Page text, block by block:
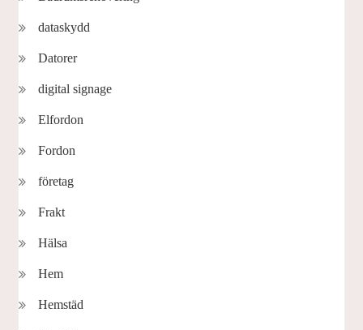
dataskydd
Datorer
digital signage
Elfordon
Fordon
företag
Frakt
Hälsa
Hem
Hemstäd